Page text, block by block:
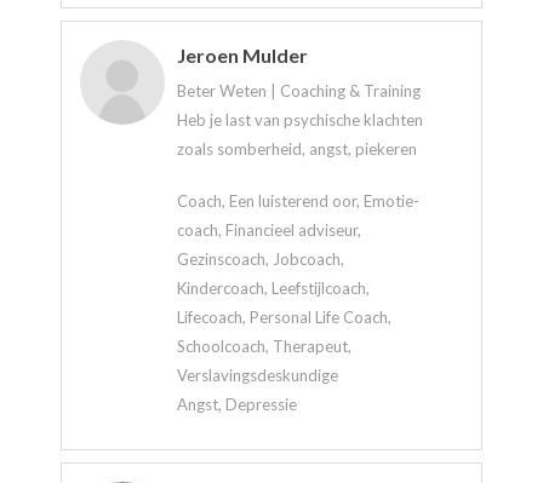
Jeroen Mulder
Beter Weten | Coaching & Training
Heb je last van psychische klachten
zoals somberheid, angst, piekeren
Coach, Een luisterend oor, Emotie-
coach, Financieel adviseur,
Gezinscoach, Jobcoach,
Kindercoach, Leefstijlcoach,
Lifecoach, Personal Life Coach,
Schoolcoach, Therapeut,
Verslavingsdeskundige
Angst, Depressie